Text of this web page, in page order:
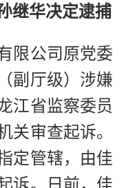
继华决定逮捕
限公司原党委
副厅级）涉嫌
江省监察委员
关审查起诉。
定管辖，由佳
诉。日前，佳